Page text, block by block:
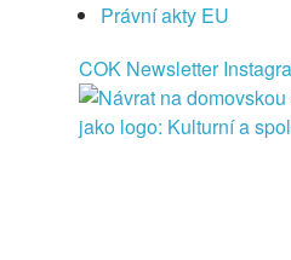
Právní akty EU
COK Newsletter